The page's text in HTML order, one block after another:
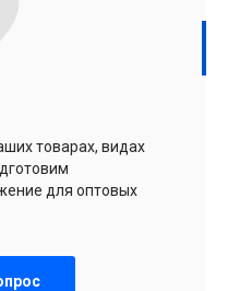
товарах, видах
для оптовых